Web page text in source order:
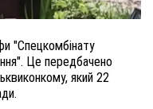
"Спецкомбінату
Це передбачено
який 22